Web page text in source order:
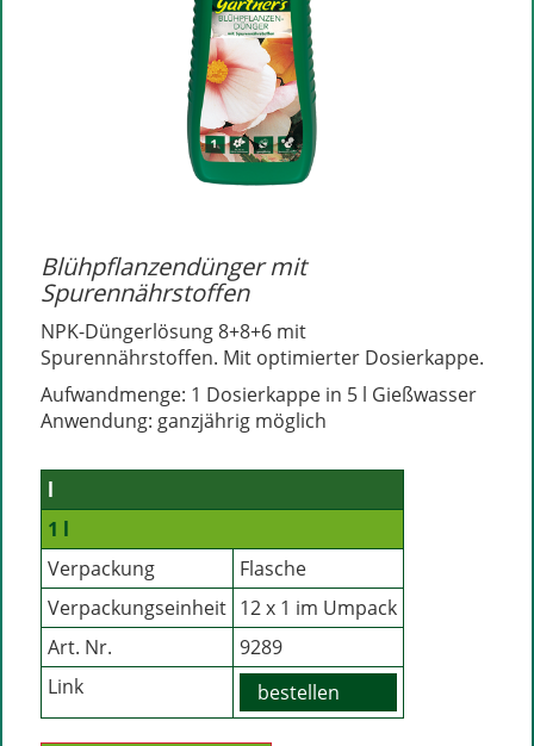
Blühpflanzendünger mit
Spurennährstoffen
NPK-Düngerlösung 8+8+6 mit
Spurennährstoffen. Mit optimierter Dosierkappe.
Aufwandmenge: 1 Dosierkappe in 5 l Gießwasser
Anwendung: ganzjährig möglich
l
1 l
Verpackung
Flasche
Verpackungseinheit 12 x 1 im Umpack
Art. Nr.
9289
Link
bestellen